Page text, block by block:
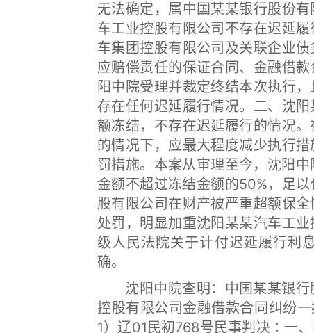
无法确定，属中国某某银行股份
车工业控股有限公司不存在迟延
车集团控股有限公司及关联企业
应赔偿责任的保证合同、金融借
阳中院受理并裁定终结本次执行
存在任何迟延履行情况。二、沈
额冻结，不存在迟延履行的情况
的情况下，应最大程度减少执行
罚措施。本案从审理至今，沈阳
金额不超过冻结金额的50%，足
股有限公司在财产被严重超额保
处罚，明显加重沈阳某某汽车工
级人民法院关于计付迟延履行利
确。
沈阳中院查明：中国某某银行
控股有限公司金融借款合同纠纷
1）辽01民初768号民事判决∶一